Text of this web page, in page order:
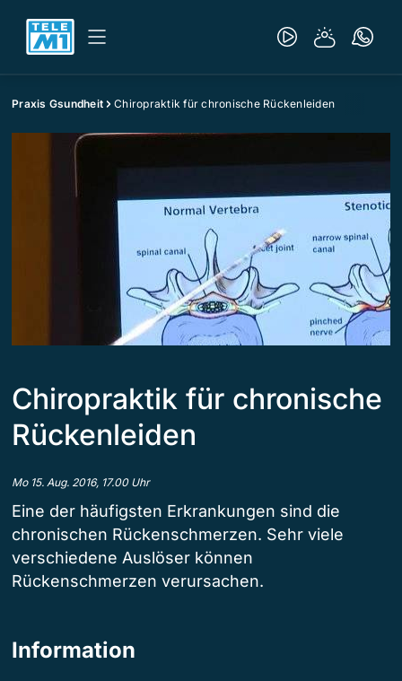
Praxis Gsundheit Chiropraktik für chronische Rückenleiden
Chiropraktik für chronische
Rückenleiden
Mo 15. Aug. 2016, 17.00 Uhr
Eine der häufigsten Erkrankungen sind die
chronischen Rückenschmerzen. Sehr viele
verschiedene Auslöser können
Rückenschmerzen verursachen.
Information